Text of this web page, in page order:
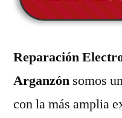
Reparación
Arganzón somos
con la más amplia